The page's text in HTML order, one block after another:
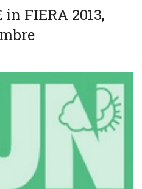
FIERA 2013,